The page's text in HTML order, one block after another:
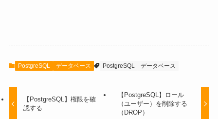
PostgreSQL データベース PostgreSQL データベース
【PostgreSQL】権限を確
認する
【PostgreSQL】ロール
（ユーザー）を削除する
（DROP）